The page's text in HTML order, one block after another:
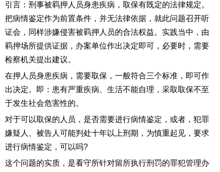
引言：刑事被羁押人员身患疾病，取保有既定的法律规定。
把病情鉴定作为前置条件，并无法律依据，就此问题召开听
证会，同样涉嫌侵害被羁押人员的合法权益。实践当中，由
羁押场所提供证据，办案单位作出决定即可，必要时，需要
检察机关提出建议。
在押人员身患疾病，需要取保，一般符合三个标准，即可作
出决定。即：患有严重疾病、生活不能自理，采取取保不至
于发生社会危害性的。
对于可以取保的人员，是否需要进行病情鉴定，或者，犯罪
嫌疑人、被告人可能判处十年以上刑期，为慎重起见，要求
进行病情鉴定，可以吗?
这个问题的实质，是看守所针对留所执行刑罚的罪犯管理办